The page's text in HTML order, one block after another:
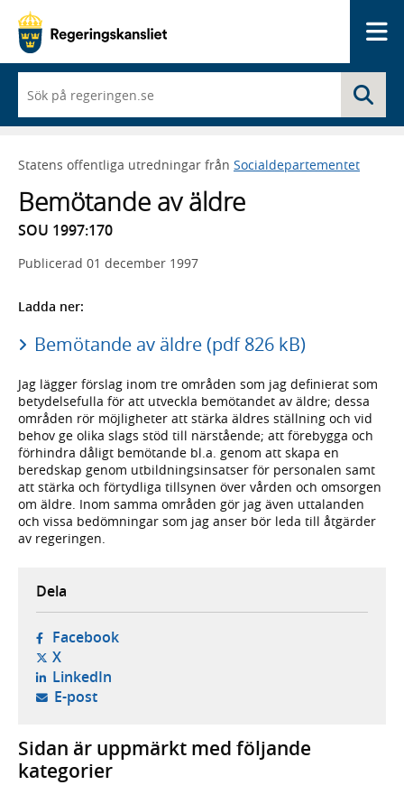
du
börjar
skriva
framträder
lista
med
sökförslag
Statens offentliga utredningar från Socialdepartementet
Bemötande av äldre
SOU 1997:170
Publicerad 01 december 1997
Ladda ner:
Bemötande av äldre (pdf 826 kB)
Jag lägger förslag inom tre områden som jag definierat som
betydelsefulla för att utveckla bemötandet av äldre; dessa
områden rör möjligheter att stärka äldres ställning och vid
behov ge olika slags stöd till närstående; att förebygga och
förhindra dåligt bemötande bl.a. genom att skapa en
beredskap genom utbildningsinsatser för personalen samt
att stärka och förtydliga tillsynen över vården och omsorgen
om äldre. Inom samma områden gör jag även uttalanden
och vissa bedömningar som jag anser bör leda till åtgärder
av regeringen.
Dela
Facebook- öppnas i ny flik, extern webbplats,
X- öppnas i ny flik, extern webbplats,
LinkedIn- öppnas i ny flik, extern webbplats,
E-post- öppnar din e-postklient,
Sidan är uppmärkt med följande
kategorier